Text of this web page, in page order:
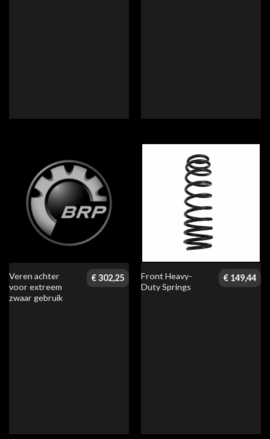
Veren achter
voor extreem
zwaar gebruik
€302,25
Front Heavy-
Duty Springs
€ 149,44